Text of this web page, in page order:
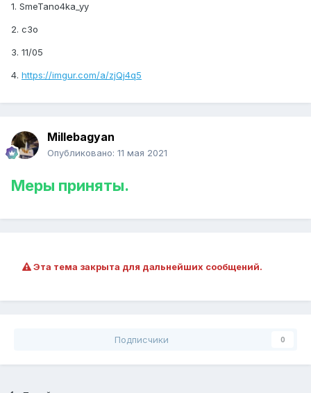
1. SmeTano4ka_yy
2. c3o
3. 11/05
4. https://imgur.com/a/zjQj4q5
Millebagyan
Опубликовано: 11 мая 2021
Меры приняты.
Эта тема закрыта для дальнейших сообщений.
Подписчики 0